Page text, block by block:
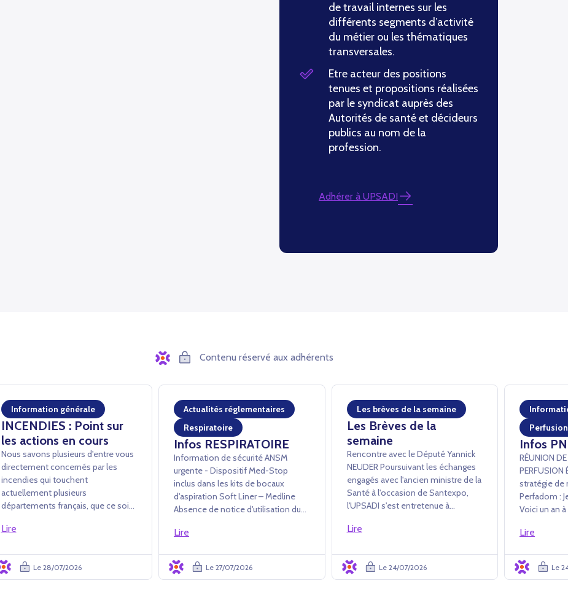
de travail internes sur les
différents segments d’activité
du métier ou les thématiques
transversales.
Etre acteur des positions
tenues et propositions réalisées
par le syndicat auprès des
Autorités de santé et décideurs
publics au nom de la
profession.
Adhérer à UPSADI
Contenu réservé aux adhérents
Information générale
INCENDIES : Point sur
les actions en cours
Nous savons plusieurs d'entre vous
directement concernés par les
incendies qui touchent
actuellement plusieurs
départements français, que ce soit
des conséquences opérationnelles
fermetures administratives,
difficultés d'accès au...
Lire
Le 28/07/2026
Actualités réglementaires
Respiratoire
Infos RESPIRATOIRE
Information de sécurité ANSM
urgente - Dispositif Med-Stop
inclus dans les kits de bocaux
d'aspiration Soft Liner – Medline
Absence de notice d'utilisation du
Soft Liner L’ANSM a été informée
de la mise en œuvre d'une acti...
Lire
Le 27/07/2026
Les brèves de la semaine
Les Brèves de la
semaine
Rencontre avec le Député Yannick
NEUDER ­Poursuivant les échanges
engagés avec l'ancien ministre de la
Santé à l'occasion de Santexpo,
l'UPSADI s'est entretenue à
Neuder afin de lui exposer plus en
système de santé. L'accent a été
mis...
Lire
Le 24/07/2026
Perfusion
Infos
RÉUNION
PERFUSION Échanges sur la
stratégie de
Perfadom :
Voici un an
Perfadom. La Commission
plusieurs
Lire
Le